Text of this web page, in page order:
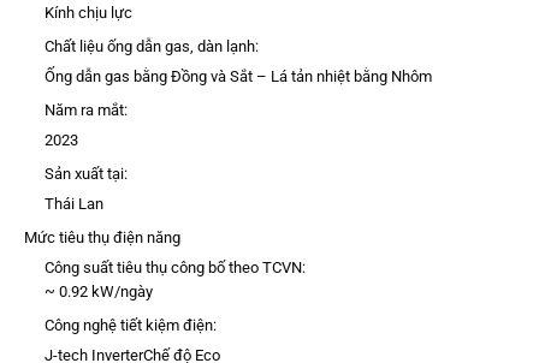
Kính chịu lực
Chất liệu ống dẫn gas, dàn lạnh:
Ống dẫn gas bằng Đồng và Sắt – Lá tản nhiệt bằng Nhôm
Năm ra mắt:
2023
Sản xuất tại:
Thái Lan
Mức tiêu thụ điện năng
Công suất tiêu thụ công bố theo TCVN:
~ 0.92 kW/ngày
Công nghệ tiết kiệm điện:
J-tech InverterChế độ Eco